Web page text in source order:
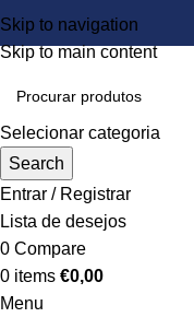
Skip to navigation
Skip to main content
Selecionar categoria
Search
Entrar / Registrar
Lista de desejos
0 Compare
0 items €0,00
Menu